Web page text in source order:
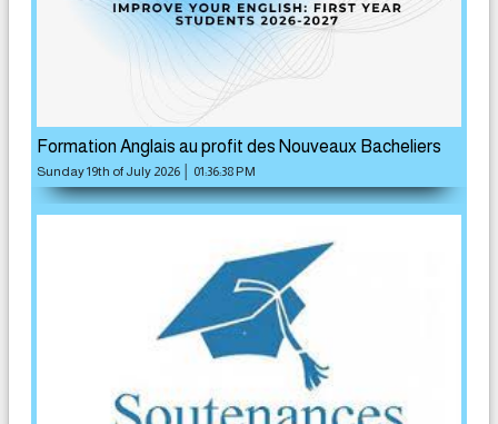
Formation Anglais au profit des Nouveaux Bacheliers
Sunday 19th of July 2026 │ 01:36:38 PM